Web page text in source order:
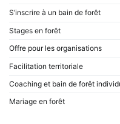
S’inscrire à un bain de forêt
Stages en forêt
Offre pour les organisations
Facilitation territoriale
Coaching et bain de forêt
Mariage en forêt